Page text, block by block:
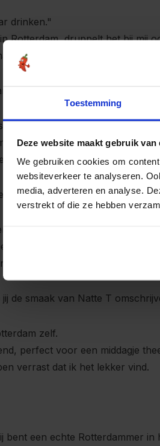
Toestemming
Deze website maakt gebruik van
We gebruiken cookies om
websiteverkeer te analyseren.
media, adverteren en analyse.
verstrekt of die ze hebben
drinken."
Rotterdam, druppelt het bij mij
liever een bakkie pleur."
is de naam van de thee
de naam interesseert me
maakt het compleet, maar de
beetje gek, maar ik probeer
drinkt, wat doe je dan het
niks meer aan doen.
daar kan ik van genieten.
geen tijd voor gelul.
de smaak van Natte T
zelf.
perfect voor een middagje
verrast dat ik het lekker vind.
een echte Rotterdammer in